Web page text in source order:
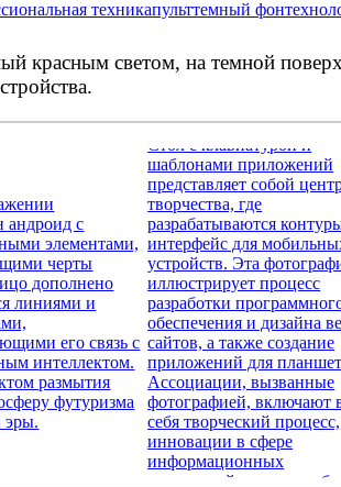
техникапульттемный фон
красным светом, на темной